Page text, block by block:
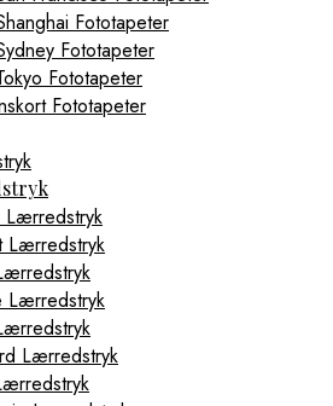
Fototapeter
Fototapeter
Fototapeter
Fototapeter
Lærredstryk
Lærredstryk
Lærredstryk
Lærredstryk